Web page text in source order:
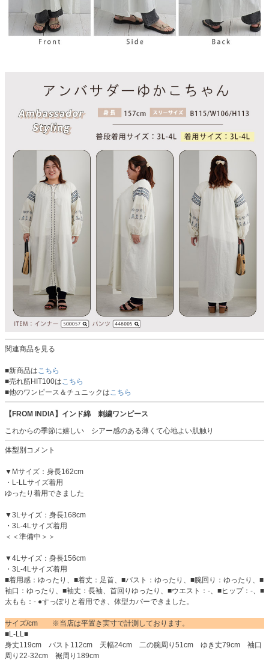
関連商品を見る
■新商品はこちら
■売れ筋HIT100はこちら
■他のワンピース＆チュニックはこちら
【FROM INDIA】インド綿 刺繍ワンピース
これからの季節に嬉しい シアー感のある薄くて心地よい肌触り
体型別コメント
▼Mサイズ：身長162cm
・L-LLサイズ着用
ゆったり着用できました
▼3Lサイズ：身長168cm
・3L-4Lサイズ着用
＜＜準備中＞＞
▼4Lサイズ：身長156cm
・3L-4Lサイズ着用
■着用感：ゆったり、■着丈：足首、■バスト：ゆったり、■腕回り：ゆったり、■
袖口：ゆったり、■袖丈：長袖、首回りゆったり、■ウエスト：-、■ヒップ：-、■
太もも：- ●すっぽりと着用でき、体型カバーできました。
サイズ/cm ※当店は平置き実寸で計測しております。
■L-LL■
身丈119cm バスト112cm 天幅24cm 二の腕周り51cm ゆき丈79cm 袖口
周り22-32cm 裾周り189cm